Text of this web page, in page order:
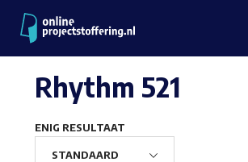
Rhythm 521
ENIG RESULTAAT